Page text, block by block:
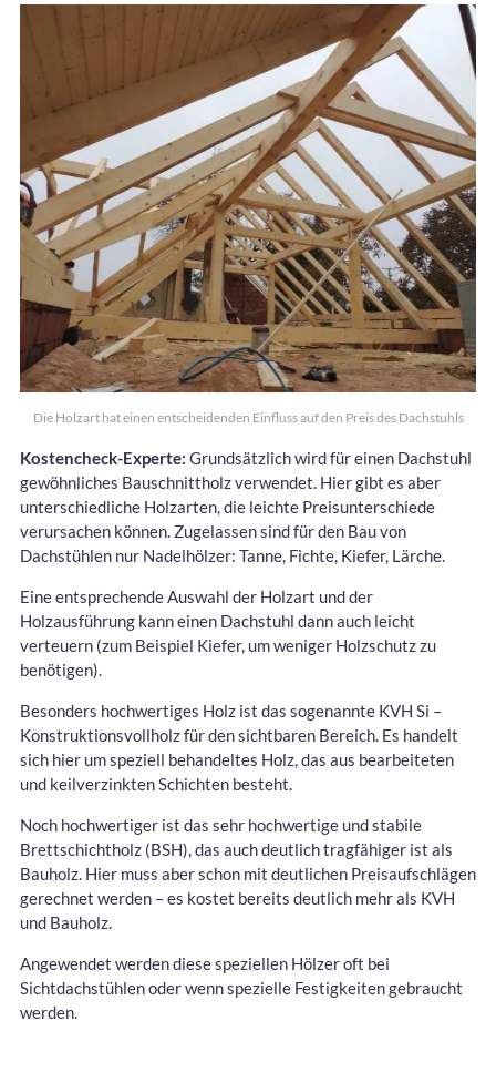
Die Holzart hat einen entscheidenden Einfluss auf den Preis des Dachstuhls
Kostencheck-Experte: Grundsätzlich wird für einen Dachstuhl
gewöhnliches Bauschnittholz verwendet. Hier gibt es aber
unterschiedliche Holzarten, die leichte Preisunterschiede
verursachen können. Zugelassen sind für den Bau von
Dachstühlen nur Nadelhölzer: Tanne, Fichte, Kiefer, Lärche.
Eine entsprechende Auswahl der Holzart und der
Holzausführung kann einen Dachstuhl dann auch leicht
verteuern (zum Beispiel Kiefer, um weniger Holzschutz zu
benötigen).
Besonders hochwertiges Holz ist das sogenannte KVH Si –
Konstruktionsvollholz für den sichtbaren Bereich. Es handelt
sich hier um speziell behandeltes Holz, das aus bearbeiteten
und keilverzinkten Schichten besteht.
Noch hochwertiger ist das sehr hochwertige und stabile
Brettschichtholz (BSH), das auch deutlich tragfähiger ist als
Bauholz. Hier muss aber schon mit deutlichen Preisaufschlägen
gerechnet werden – es kostet bereits deutlich mehr als KVH
und Bauholz.
Angewendet werden diese speziellen Hölzer oft bei
Sichtdachstühlen oder wenn spezielle Festigkeiten gebraucht
werden.